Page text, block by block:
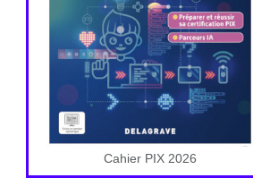
Cahier PIX 2026